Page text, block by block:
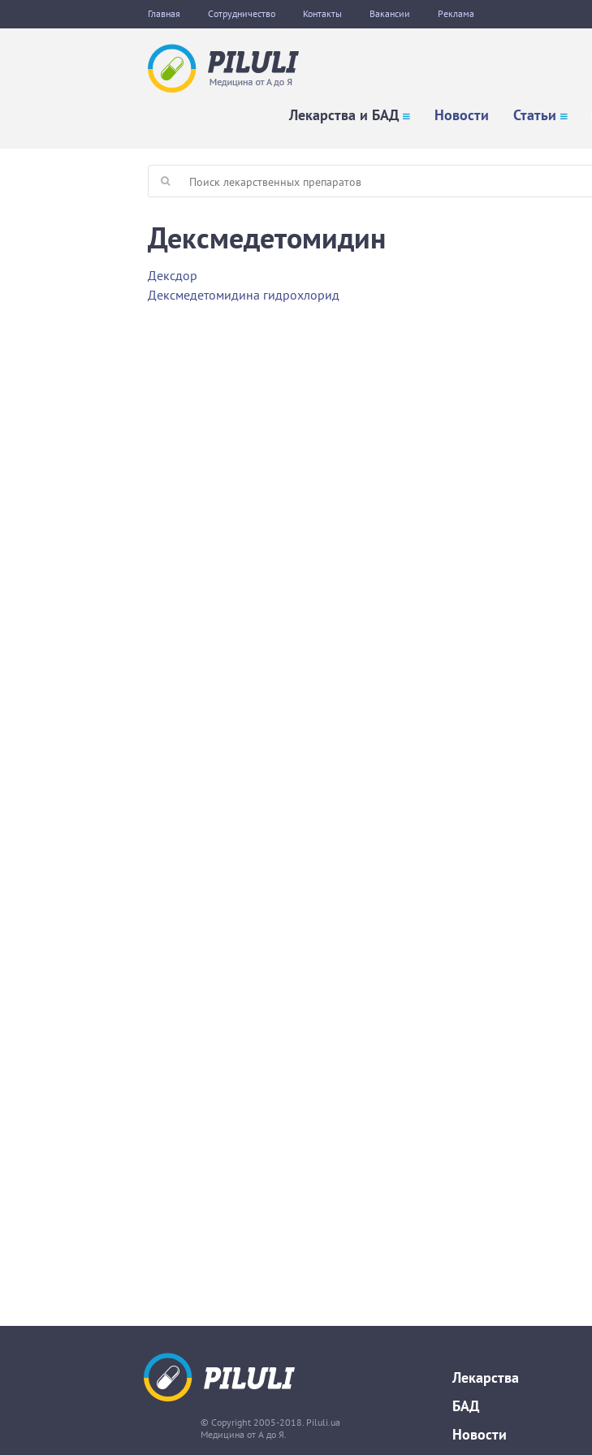
Главная Сотрудничество Контакты Вакансии Реклама
Лекарства и БАД Новости Статьи
Дексмедетомидин
Дексдор
Дексмедетомидина гидрохлорид
© Copyright 2005-2018. Piluli.ua
Медицина от А до Я.
Лекарства
БАД
Новости